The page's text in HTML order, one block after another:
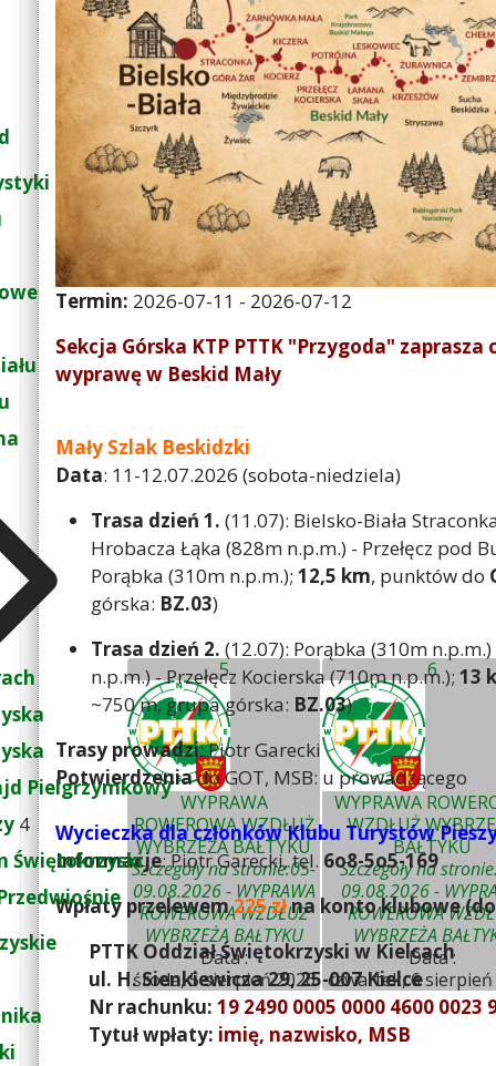
Pielgrzymkowy
Świętokrzyski
4
5
WYPRAWA
ROWEROWA WZDŁUŻ
WYBRZEŻA BAŁTYKU
Szczegóły na stronie:05-
09.08.2026 - WYPRAWA
ROWEROWA WZDŁUŻ
WYBRZEŻA BAŁTYKU
Data :
środa, 5 sierpień 2026
6
WYPRAWA
WZDŁUŻ
BAŁTYKU
Szczegóły na
09.08.2026 -
ROWEROWA
WYBRZEŻA
Data :
czwartek, 6 sierpień
Termin: 2026-07-11 - 2026-07-12
Sekcja Górska KTP PTTK "Przygoda"
wyprawę w Beskid Mały
Mały Szlak Beskidzki
Data: 11-12.07.2026 (sobota-niedziela)
Trasa dzień 1. (11.07): Bielsko-Biała
Hrobacza Łąka (828m n.p.m.) - Przełęcz pod
Porąbka (310m n.p.m.); 12,5 km, punktów do
górska: BZ.03)
Trasa dzień 2. (12.07): Porąbka (310m
n.p.m.) - Przełęcz Kocierska (710m n.p.m.); 13
~750 m, grupa górska: BZ.03)
Trasy prowadzi: Piotr Garecki
Potwierdzeniado GOT, MSB: u prowadzącego
Wycieczka dla członków Klubu Turystów
Informacje: Piotr Garecki, tel. 6o8-5o5-169
Wpłaty przelewem225 złna konto klubowe (do
PTTK Oddział Świętokrzyski w Kielcach
ul. H. Sienkiewicza 29, 25-007 Kielce
Nr rachunku: 19 2490 0005 0000 4600 0023
Tytuł wpłaty: imię, nazwisko, MSB